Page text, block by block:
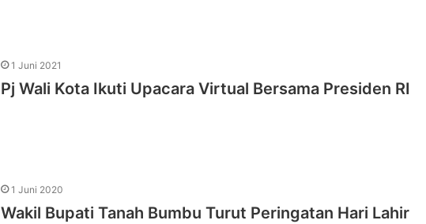
1 Juni 2021
Pj Wali Kota Ikuti Upacara Virtual Bersama Presiden RI
1 Juni 2020
Wakil Bupati Tanah Bumbu Turut Peringatan Hari Lahir